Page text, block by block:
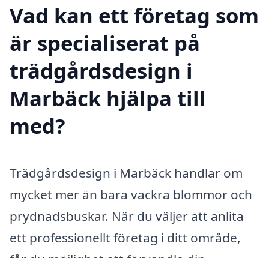
Vad kan ett företag som
är specialiserat på
trädgårdsdesign i
Marbäck hjälpa till
med?
Trädgårdsdesign i Marbäck handlar om
mycket mer än bara vackra blommor och
prydnadsbuskar. När du väljer att anlita
ett professionellt företag i ditt område,